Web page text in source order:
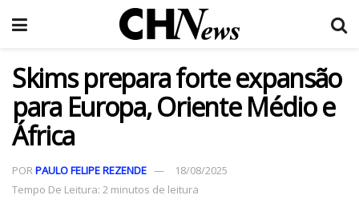
Skims prepara forte expansão
para Europa, Oriente Médio e
África
PORPAULO FELIPE REZENDE
18/08/2025
Tempo De Leitura: 2 minutos de leitura